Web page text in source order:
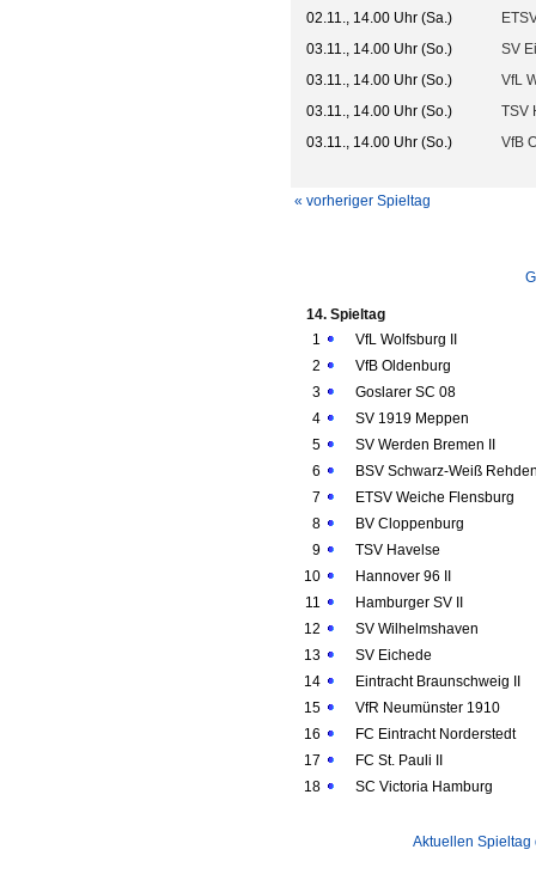
02.11., 14.00 Uhr (Sa.)
03.11., 14.00 Uhr (So.)
SV
03.11., 14.00 Uhr (So.)
VfL
03.11., 14.00 Uhr (So.)
TSV
03.11., 14.00 Uhr (So.)
VfB
« vorheriger Spieltag
14. Spieltag
1
VfL Wolfsburg II
2
VfB Oldenburg
3
Goslarer SC 08
4
SV 1919 Meppen
5
SV Werden Bremen II
6
BSV Schwarz-Weiß
7
ETSV Weiche Flensburg
8
BV Cloppenburg
9
TSV Havelse
10
Hannover 96 II
11
Hamburger SV II
12
SV Wilhelmshaven
13
SV Eichede
14
Eintracht Braunschweig II
15
VfR Neumünster 1910
16
FC Eintracht Norderstedt
17
FC St. Pauli II
18
SC Victoria Hamburg
Aktuellen Spieltag